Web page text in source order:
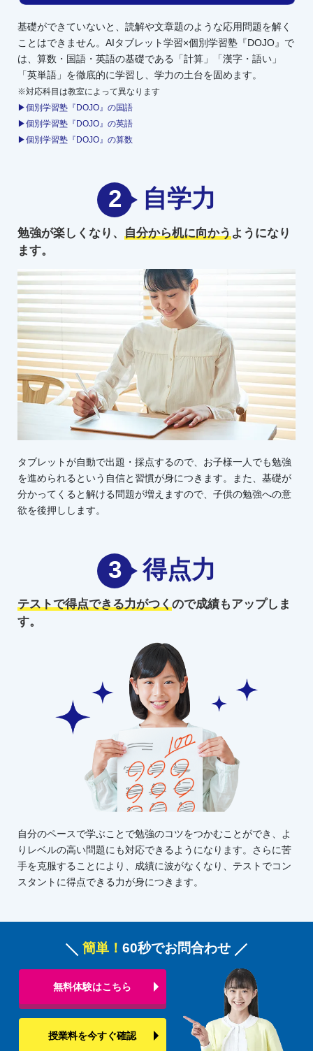
基礎ができていないと、読解や文章題のような応用問題を解く
ことはできません。AIタブレット学習×個別学習塾『DOJO』で
は、算数・国語・英語の基礎である「計算」「漢字・語い」
「英単語」を徹底的に学習し、学力の土台を固めます。
※対応科目は教室によって異なります
▶個別学習塾『DOJO』の国語
▶個別学習塾『DOJO』の英語
▶個別学習塾『DOJO』の算数
2 自学力
勉強が楽しくなり、 自分から机に向かうようになり
ます。
タブレットが自動で出題・採点するので、お子様一人でも勉強
を進められるという自信と習慣が身につきます。また、基礎が
分かってくると解ける問題が増えますので、子供の勉強への意
欲を後押しします。
3 得点力
テストで得点できる力がつくので成績もアップしま
す。
自分のペースで学ぶことで勉強のコツをつかむことができ、よ
りレベルの高い問題にも対応できるようになります。さらに苦
手を克服することにより、成績に波がなくなり、テストでコン
スタントに得点できる力が身につきます。
簡単！ 60秒でお問合わせ
無料体験はこちら
授業料を今すぐ確認